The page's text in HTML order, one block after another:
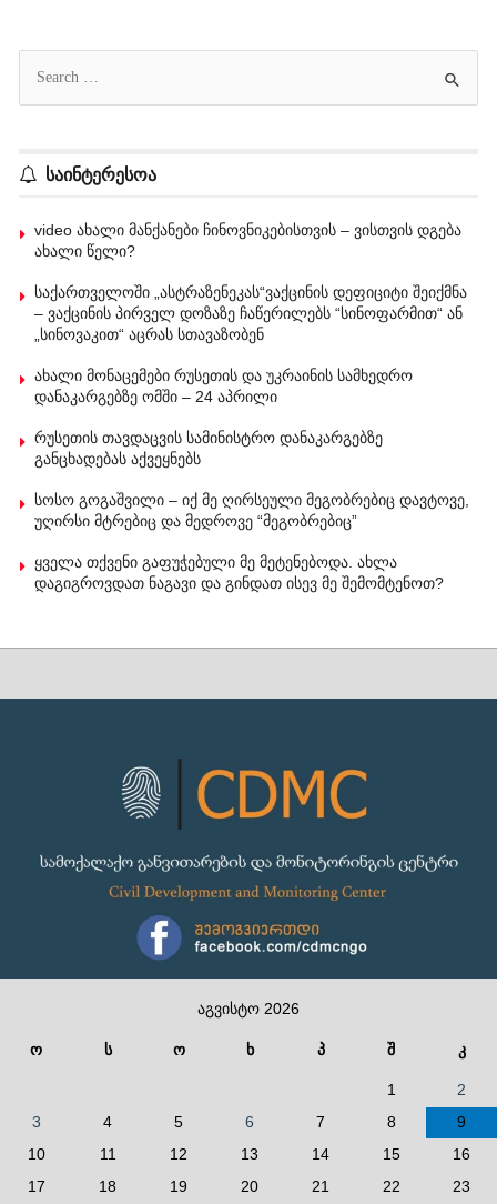
საინტერესოა
video ახალი მანქანები ჩინოვნიკებისთვის – ვისთვის დგება
ახალი წელი?
საქართველოში „ასტრაზენეკას“ვაქცინის დეფიციტი შეიქმნა
– ვაქცინის პირველ დოზაზე ჩაწერილებს “სინოფარმით“ ან
„სინოვაკით“ აცრას სთავაზობენ
ახალი მონაცემები რუსეთის და უკრაინის სამხედრო
დანაკარგებზე ომში – 24 აპრილი
რუსეთის თავდაცვის სამინისტრო დანაკარგებზე
განცხადებას აქვეყნებს
სოსო გოგაშვილი – იქ მე ღირსეული მეგობრებიც დავტოვე,
უღირსი მტრებიც და მედროვე “მეგობრებიც”
ყველა თქვენი გაფუჭებული მე მეტენებოდა. ახლა
დაგიგროვდათ ნაგავი და გინდათ ისევ მე შემომტენოთ?
აგვისტო 2026
ო ს ო ხ პ შ კ
1
2
3
4 5 6 7 8
9
10
11 12 13 14 15
16
17
18 19 20 21 22 23